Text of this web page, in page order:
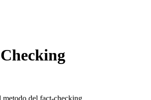
metodo del fact-checking